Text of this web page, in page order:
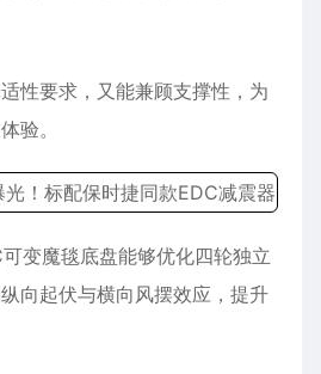
性要求，又能兼顾支撑性，为
验。
变魔毯底盘能够优化四轮独立
向起伏与横向风摆效应，提升